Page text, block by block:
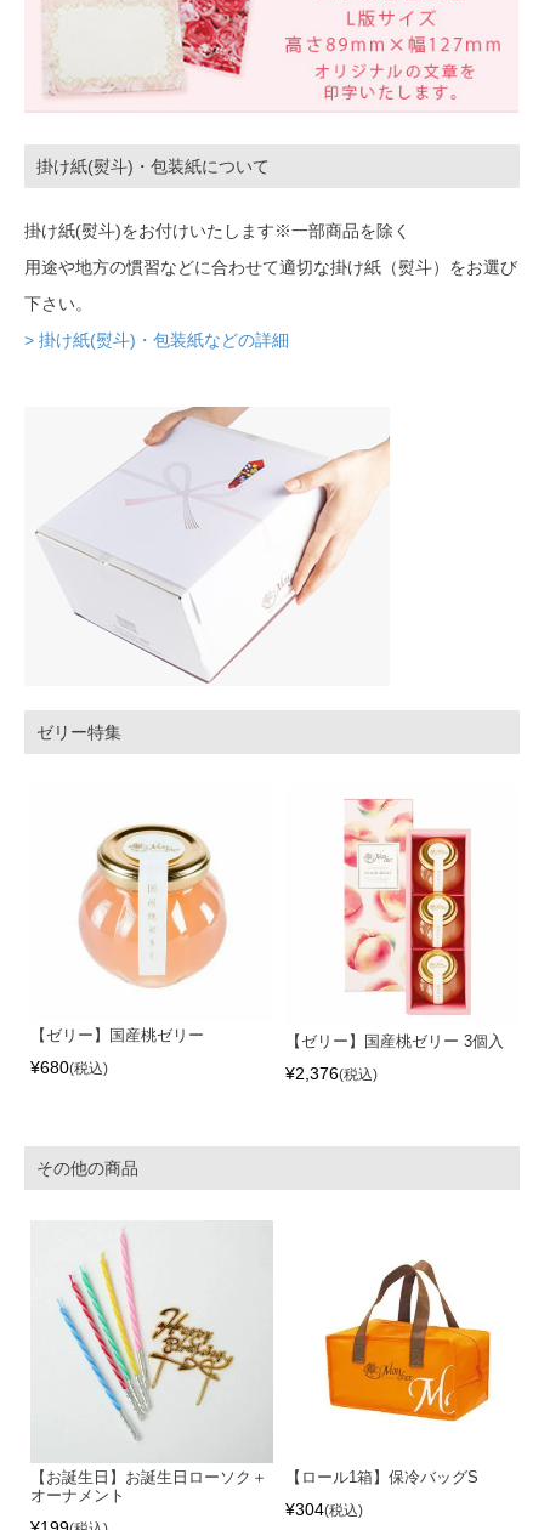
掛け紙(熨斗)・包装紙について
掛け紙(熨斗)をお付けいたします※一部商品を除く
用途や地方の慣習などに合わせて適切な掛け紙（熨斗）をお選び
下さい。
> 掛け紙(熨斗)・包装紙などの詳細
ゼリー特集
【ゼリー】国産桃ゼリー
¥680 税込
【ゼリー】国産桃ゼリー 3個入
¥2,376 税込
その他の商品
【お誕生日】お誕生日ローソク＋
オーナメント
【ロール1箱】保冷バッグS
¥304 税込